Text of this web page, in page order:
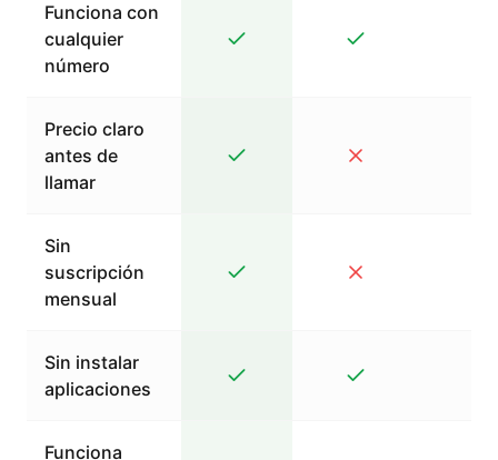
Funciona con
cualquier
número
Precio claro
antes de
llamar
Sin
suscripción
mensual
Sin instalar
aplicaciones
Funciona